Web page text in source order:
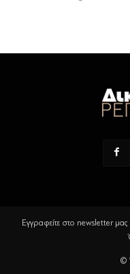
Εγγραφείτε στο newsletter μας
©